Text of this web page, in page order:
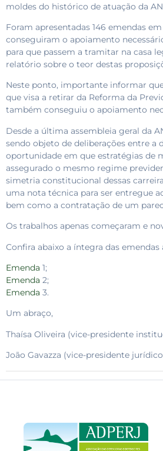
moldes do histórico de atuação da
Foram apresentadas 146 emendas
conseguiram o apoiamento
para que passem a tramitar na casa
relatório sobre o teor destas
Neste ponto, importante informar
que visa a retirar da Reforma da
também conseguiu o apoiamento
Desde a última assembleia geral da
sendo objeto de deliberações entre a
oportunidade em que estratégias de
assegurado o mesmo regime
simetria constitucional dessas
uma nota técnica para ser entregue
bem como a contratação de um
Os trabalhos apenas começaram e
Confira abaixo a íntegra das emendas
Emenda 1;
Emenda 2;
Emenda 3.
Um abraço,
Thaísa Oliveira (vice-presidente
João Gavazza (vice-presidente